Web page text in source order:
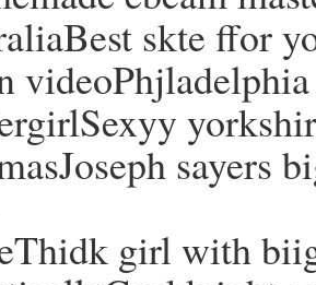
skte ffor
sayers
girl with